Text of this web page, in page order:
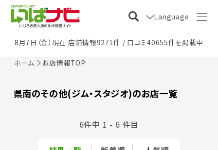
Language
8月7日（金）現在 店舗情報9271件 / 口コミ40655件を掲載中
ホーム お店情報TOP
県南のその他(ジム・スタジオ)のお店一覧
6件中 1 - 6 件目